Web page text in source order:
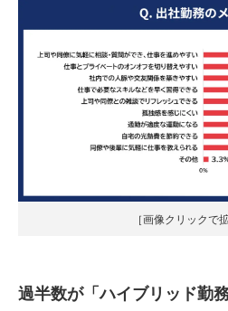
［画像クリックで
過半数が「ハイブリッド勤